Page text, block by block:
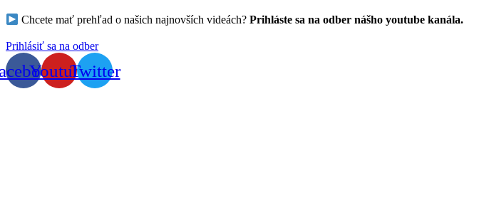
Chcete mať prehľad o našich najnovších videách? Prihláste sa na odber nášho youtube kanála.
Prihlásiť sa na odber
YoutubeTwitter